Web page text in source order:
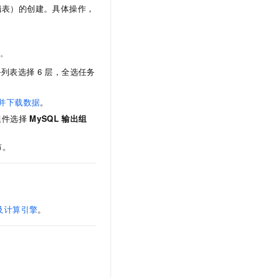
）的创建。具体操作，
列表选择 6 层，全选任务
下载数据。
件选择 MySQL 输出组
计算引擎。
用
能体编程平台
别商机，让客服更高效、服务更出色。